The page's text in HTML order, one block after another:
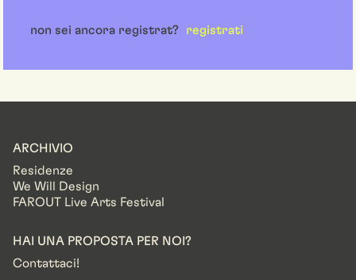
non sei ancora registrat? registrati
ARCHIVIO
Residenze
We Will Design
FAROUT Live Arts Festival
HAI UNA PROPOSTA PER NOI?
Contattaci!